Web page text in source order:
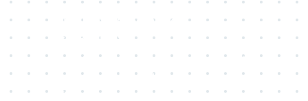
Top-10-Messestandort in
Deutschland
eine führende Adresse für nationale und
internationale Veranstaltungen mitten in
Europa.